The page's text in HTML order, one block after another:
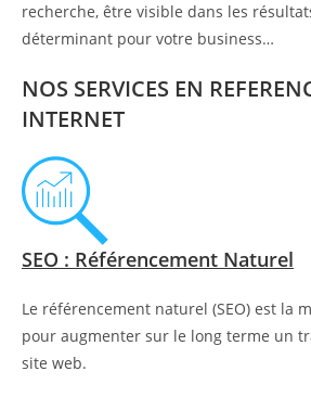
recherche, être visible dans les
déterminant pour votre business…
NOS SERVICES EN
INTERNET
SEO : Référencement Naturel
Le référencement naturel (SEO) est la
pour augmenter sur le long terme un
site web.